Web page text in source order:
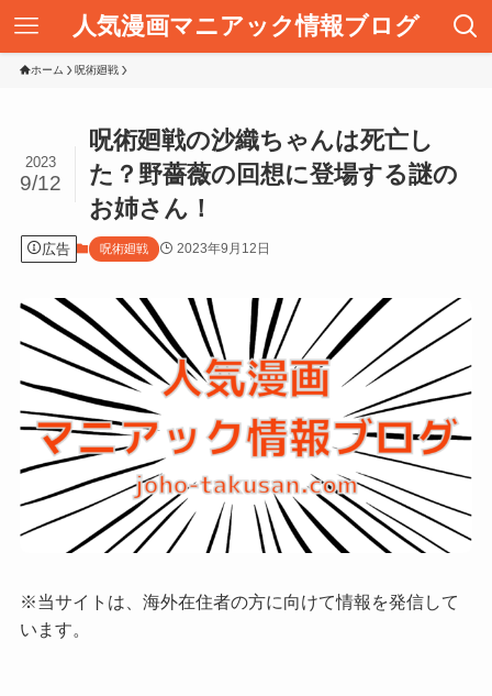
人気漫画マニアック情報ブログ
ホーム 呪術廻戦
呪術廻戦の沙織ちゃんは死亡し
た？野薔薇の回想に登場する謎の
お姉さん！
2023
9/12
広告 呪術廻戦 2023年9月12日
※当サイトは、海外在住者の方に向けて情報を発信して
います。